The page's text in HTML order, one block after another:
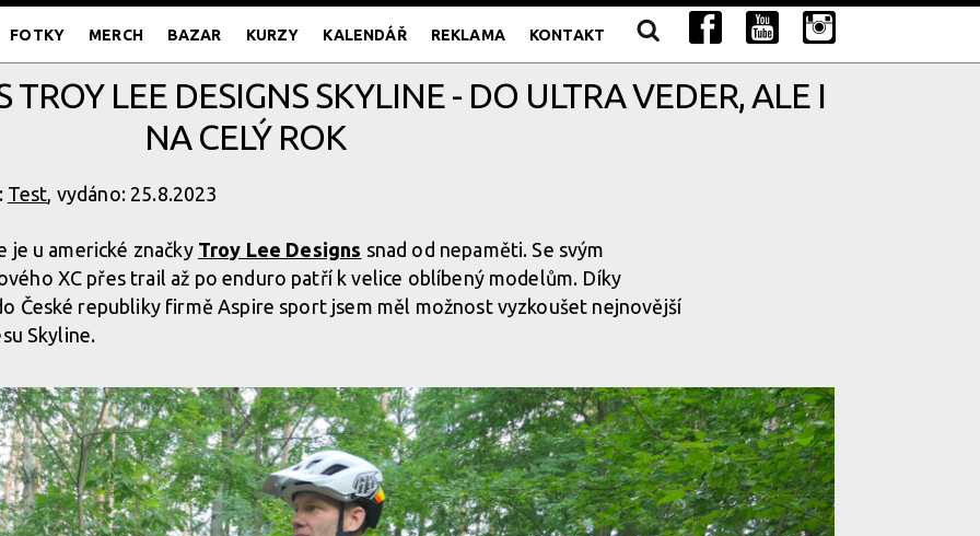
FOTKY MERCH BAZAR KURZY KALENDÁŘ REKLAMA KONTAKT
TROY LEE DESIGNS SKYLINE - DO ULTRA VEDER, ALE I
NA CELÝ ROK
Test, vydáno: 25.8.2023
je u americké značky Troy Lee Designs snad od nepaměti. Se svým
XC přes trail až po enduro patří k velice oblíbený modelům. Díky
České republiky firmě Aspire sport jsem měl možnost vyzkoušet nejnovější
Skyline.